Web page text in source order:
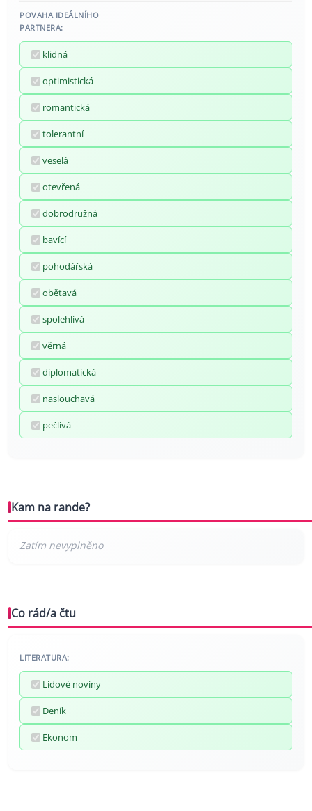
POVAHA IDEÁLNÍHO
PARTNERA:
klidná
optimistická
romantická
tolerantní
veselá
otevřená
dobrodružná
bavící
pohodářská
obětavá
spolehlivá
věrná
diplomatická
naslouchavá
pečlivá
Kam na rande?
Co rád/a čtu
LITERATURA:
Lidové noviny
Deník
Ekonom